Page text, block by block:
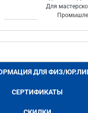
Для
ДЛЯ ФИЗ/
СЕРТИФИКАТЫ